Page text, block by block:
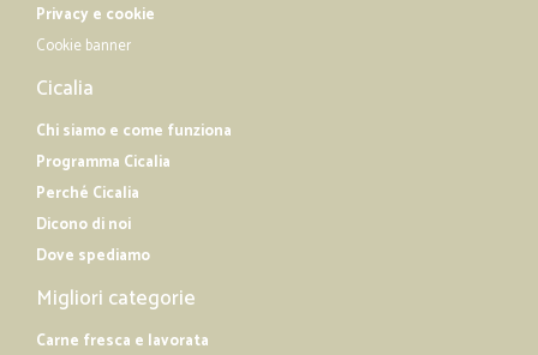
Privacy e cookie
Cookie banner
Cicalia
Chi siamo e come funziona
Programma Cicalia
Perché Cicalia
Dicono di noi
Dove spediamo
Migliori categorie
Carne fresca e lavorata